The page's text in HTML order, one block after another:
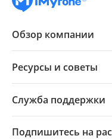
Обзор компании
Ресурсы и советы
Служба поддержки
Подпишитесь на